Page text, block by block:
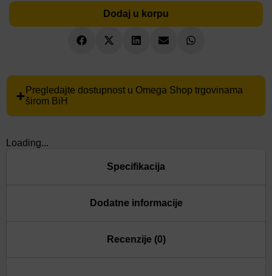
Dodaj u korpu
Pregledajte dostupnost u Omega Shop trgovinama
širom BiH
Loading...
Specifikacija
Dodatne informacije
Recenzije (0)